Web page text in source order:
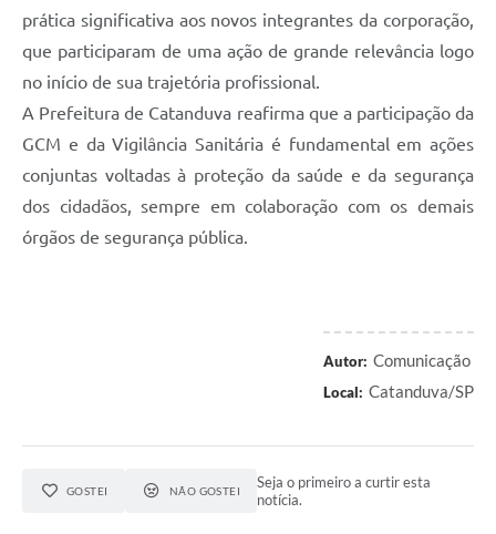
prática significativa aos novos integrantes da corporação,
que participaram de uma ação de grande relevância logo
no início de sua trajetória profissional.
A Prefeitura de Catanduva reafirma que a participação da
GCM e da Vigilância Sanitária é fundamental em ações
conjuntas voltadas à proteção da saúde e da segurança
dos cidadãos, sempre em colaboração com os demais
órgãos de segurança pública.
Autor: Comunicação
Local: Catanduva/SP
GOSTEI NÃO GOSTEI
Seja o primeiro a curtir esta
notícia.